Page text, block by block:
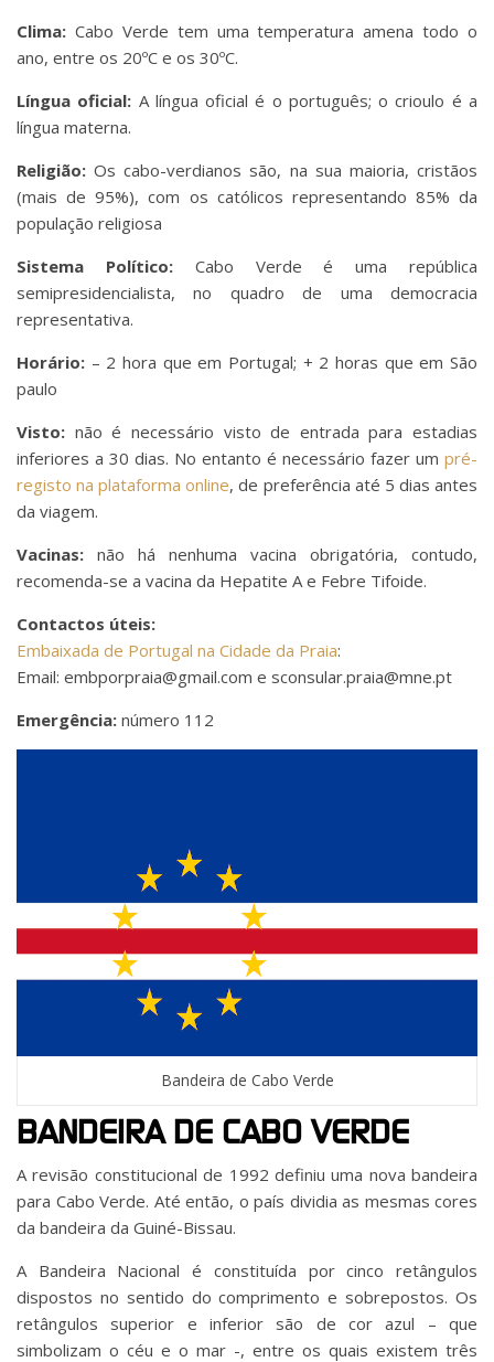
Clima: Cabo Verde tem uma temperatura amena todo o
ano, entre os 20ºC e os 30ºC.
Língua oficial: A língua oficial é o português; o crioulo é a
língua materna.
Religião: Os cabo-verdianos são, na sua maioria, cristãos
(mais de 95%), com os católicos representando 85% da
população religiosa
Sistema Político:Cabo Verde é uma república
semipresidencialista, no quadro de uma democracia
representativa.
Horário: – 2 hora que em Portugal; + 2 horas que em São
paulo
Visto: não é necessário visto de entrada para estadias
inferiores a 30 dias. No entanto é necessário fazer um pré-
registo na plataforma online, de preferência até 5 dias antes
da viagem.
Vacinas: não há nenhuma vacina obrigatória, contudo,
recomenda-se a vacina da Hepatite A e Febre Tifoide.
Contactos úteis:
Embaixada de Portugal na Cidade da Praia:
Email: embporpraia@gmail.com e sconsular.praia@mne.pt
Emergência: número 112
Bandeira de Cabo Verde
BANDEIRA DE CABO VERDE
A revisão constitucional de 1992 definiu uma nova bandeira
para Cabo Verde. Até então, o país dividia as mesmas cores
da bandeira da Guiné-Bissau.
A Bandeira Nacional é constituída por cinco retângulos
dispostos no sentido do comprimento e sobrepostos. Os
retângulos superior e inferior são de cor azul – que
simbolizam o céu e o mar -, entre os quais existem três